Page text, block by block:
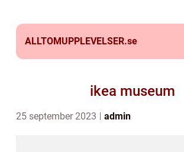
ALLTOMUPPLEVELSER.se
ikea museum
25 september 2023 admin